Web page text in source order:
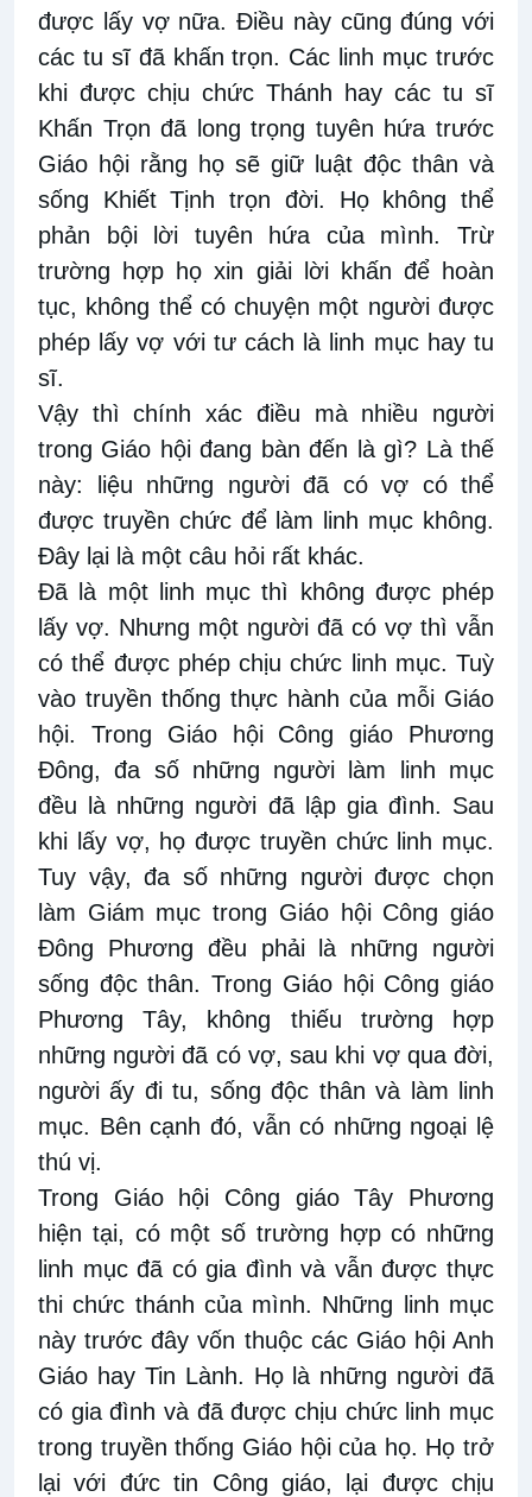
được lấy vợ nữa. Điều này cũng đúng với
các tu sĩ đã khấn trọn. Các linh mục trước
khi được chịu chức Thánh hay các tu sĩ
Khấn Trọn đã long trọng tuyên hứa trước
Giáo hội rằng họ sẽ giữ luật độc thân và
sống Khiết Tịnh trọn đời. Họ không thể
phản bội lời tuyên hứa của mình. Trừ
trường hợp họ xin giải lời khấn để hoàn
tục, không thể có chuyện một người được
phép lấy vợ với tư cách là linh mục hay tu
sĩ.
Vậy thì chính xác điều mà nhiều người
trong Giáo hội đang bàn đến là gì? Là thế
này: liệu những người đã có vợ có thể
được truyền chức để làm linh mục không.
Đây lại là một câu hỏi rất khác.
Đã là một linh mục thì không được phép
lấy vợ. Nhưng một người đã có vợ thì vẫn
có thể được phép chịu chức linh mục. Tuỳ
vào truyền thống thực hành của mỗi Giáo
hội. Trong Giáo hội Công giáo Phương
Đông, đa số những người làm linh mục
đều là những người đã lập gia đình. Sau
khi lấy vợ, họ được truyền chức linh mục.
Tuy vậy, đa số những người được chọn
làm Giám mục trong Giáo hội Công giáo
Đông Phương đều phải là những người
sống độc thân. Trong Giáo hội Công giáo
Phương Tây, không thiếu trường hợp
những người đã có vợ, sau khi vợ qua đời,
người ấy đi tu, sống độc thân và làm linh
mục. Bên cạnh đó, vẫn có những ngoại lệ
thú vị.
Trong Giáo hội Công giáo Tây Phương
hiện tại, có một số trường hợp có những
linh mục đã có gia đình và vẫn được thực
thi chức thánh của mình. Những linh mục
này trước đây vốn thuộc các Giáo hội Anh
Giáo hay Tin Lành. Họ là những người đã
có gia đình và đã được chịu chức linh mục
trong truyền thống Giáo hội của họ. Họ trở
lại với đức tin Công giáo, lại được chịu